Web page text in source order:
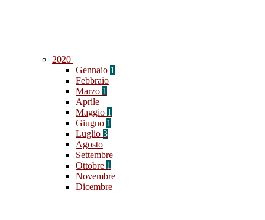
2020
Gennaio 1
Febbraio
Marzo 1
Aprile
Maggio 1
Giugno 1
Luglio 3
Agosto
Settembre
Ottobre 1
Novembre
Dicembre